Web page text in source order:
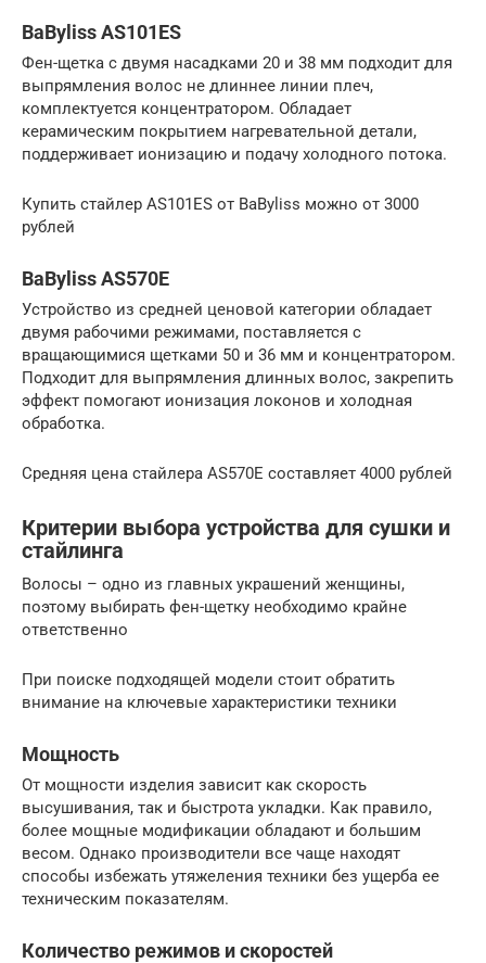
BaByliss AS101ES
Фен-щетка с двумя насадками 20 и 38 мм подходит для
выпрямления волос не длиннее линии плеч,
комплектуется концентратором. Обладает
керамическим покрытием нагревательной детали,
поддерживает ионизацию и подачу холодного потока.
Купить стайлер AS101ES от BaByliss можно от 3000
рублей
BaByliss AS570E
Устройство из средней ценовой категории обладает
двумя рабочими режимами, поставляется с
вращающимися щетками 50 и 36 мм и концентратором.
Подходит для выпрямления длинных волос, закрепить
эффект помогают ионизация локонов и холодная
обработка.
Средняя цена стайлера AS570E составляет 4000 рублей
Критерии выбора устройства для сушки и
стайлинга
Волосы – одно из главных украшений женщины,
поэтому выбирать фен-щетку необходимо крайне
ответственно
При поиске подходящей модели стоит обратить
внимание на ключевые характеристики техники
Мощность
От мощности изделия зависит как скорость
высушивания, так и быстрота укладки. Как правило,
более мощные модификации обладают и большим
весом. Однако производители все чаще находят
способы избежать утяжеления техники без ущерба ее
техническим показателям.
Количество режимов и скоростей